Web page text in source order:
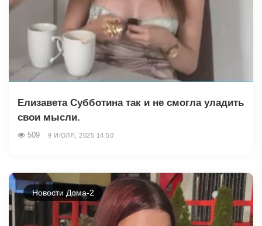
Елизавета Субботина так и не смогла уладить
свои мысли.
509 9 ИЮЛЯ, 2025 14:50
Новости Дома-2